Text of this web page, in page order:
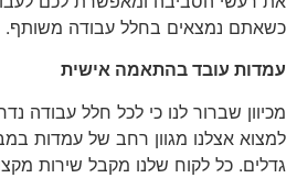
כשאתם נמצאים בחלל עבודה משותף.
עמדות עובד בהתאמה אישית
מכיוון שברור לנו כי לכל חלל עבודה
למצוא אצלנו מגוון רחב של עמדות
גדלים. כל לקוח שלנו מקבל שירות